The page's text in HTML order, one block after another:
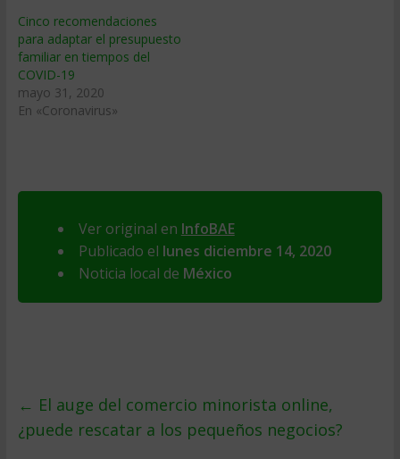
Cinco recomendaciones
para adaptar el presupuesto
familiar en tiempos del
COVID-19
mayo 31, 2020
En «Coronavirus»
Ver original en InfoBAE
Publicado el lunes diciembre 14, 2020
Noticia local de México
← El auge del comercio minorista online,
¿puede rescatar a los pequeños negocios?